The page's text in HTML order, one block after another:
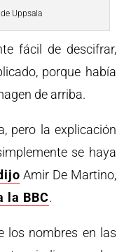
Uppsala
fácil de descifrar,
porque había
de arriba.
pero la explicación
se haya
Amir De Martino,
la BBC.
los nombres en las